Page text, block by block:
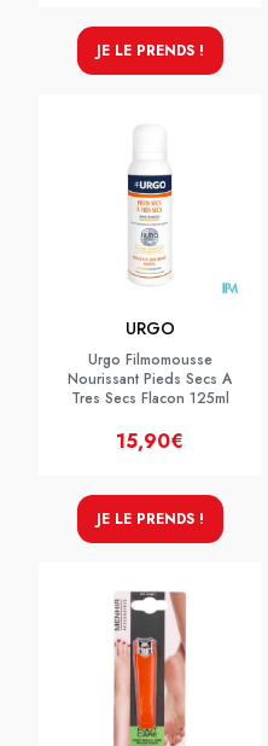
JE LE PRENDS !
URGO
Urgo Filmomousse
Nourissant Pieds Secs A
Tres Secs Flacon 125ml
15,90€
JE LE PRENDS !